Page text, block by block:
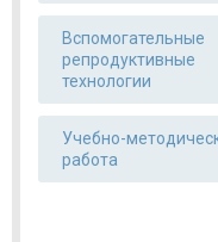
Вспомогательные
репродуктивные
технологии
Учебно-
работа